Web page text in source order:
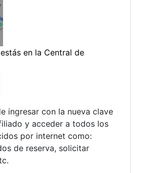
ingresar con la nueva clave
y acceder a todos los
por internet como:
de reserva, solicitar